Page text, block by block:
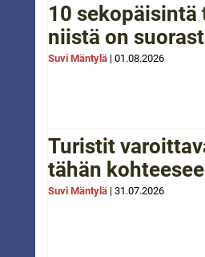
10 sekopäisintä
niistä on
Suvi Mäntylä | 01.08.2026
Turistit
tähän
Suvi Mäntylä | 31.07.2026